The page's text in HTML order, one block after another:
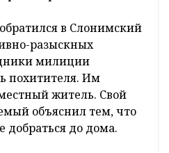
в Слонимский
разыскных
милиции
похитителя. Им
житель. Свой
объяснил тем, что
добраться до дома.